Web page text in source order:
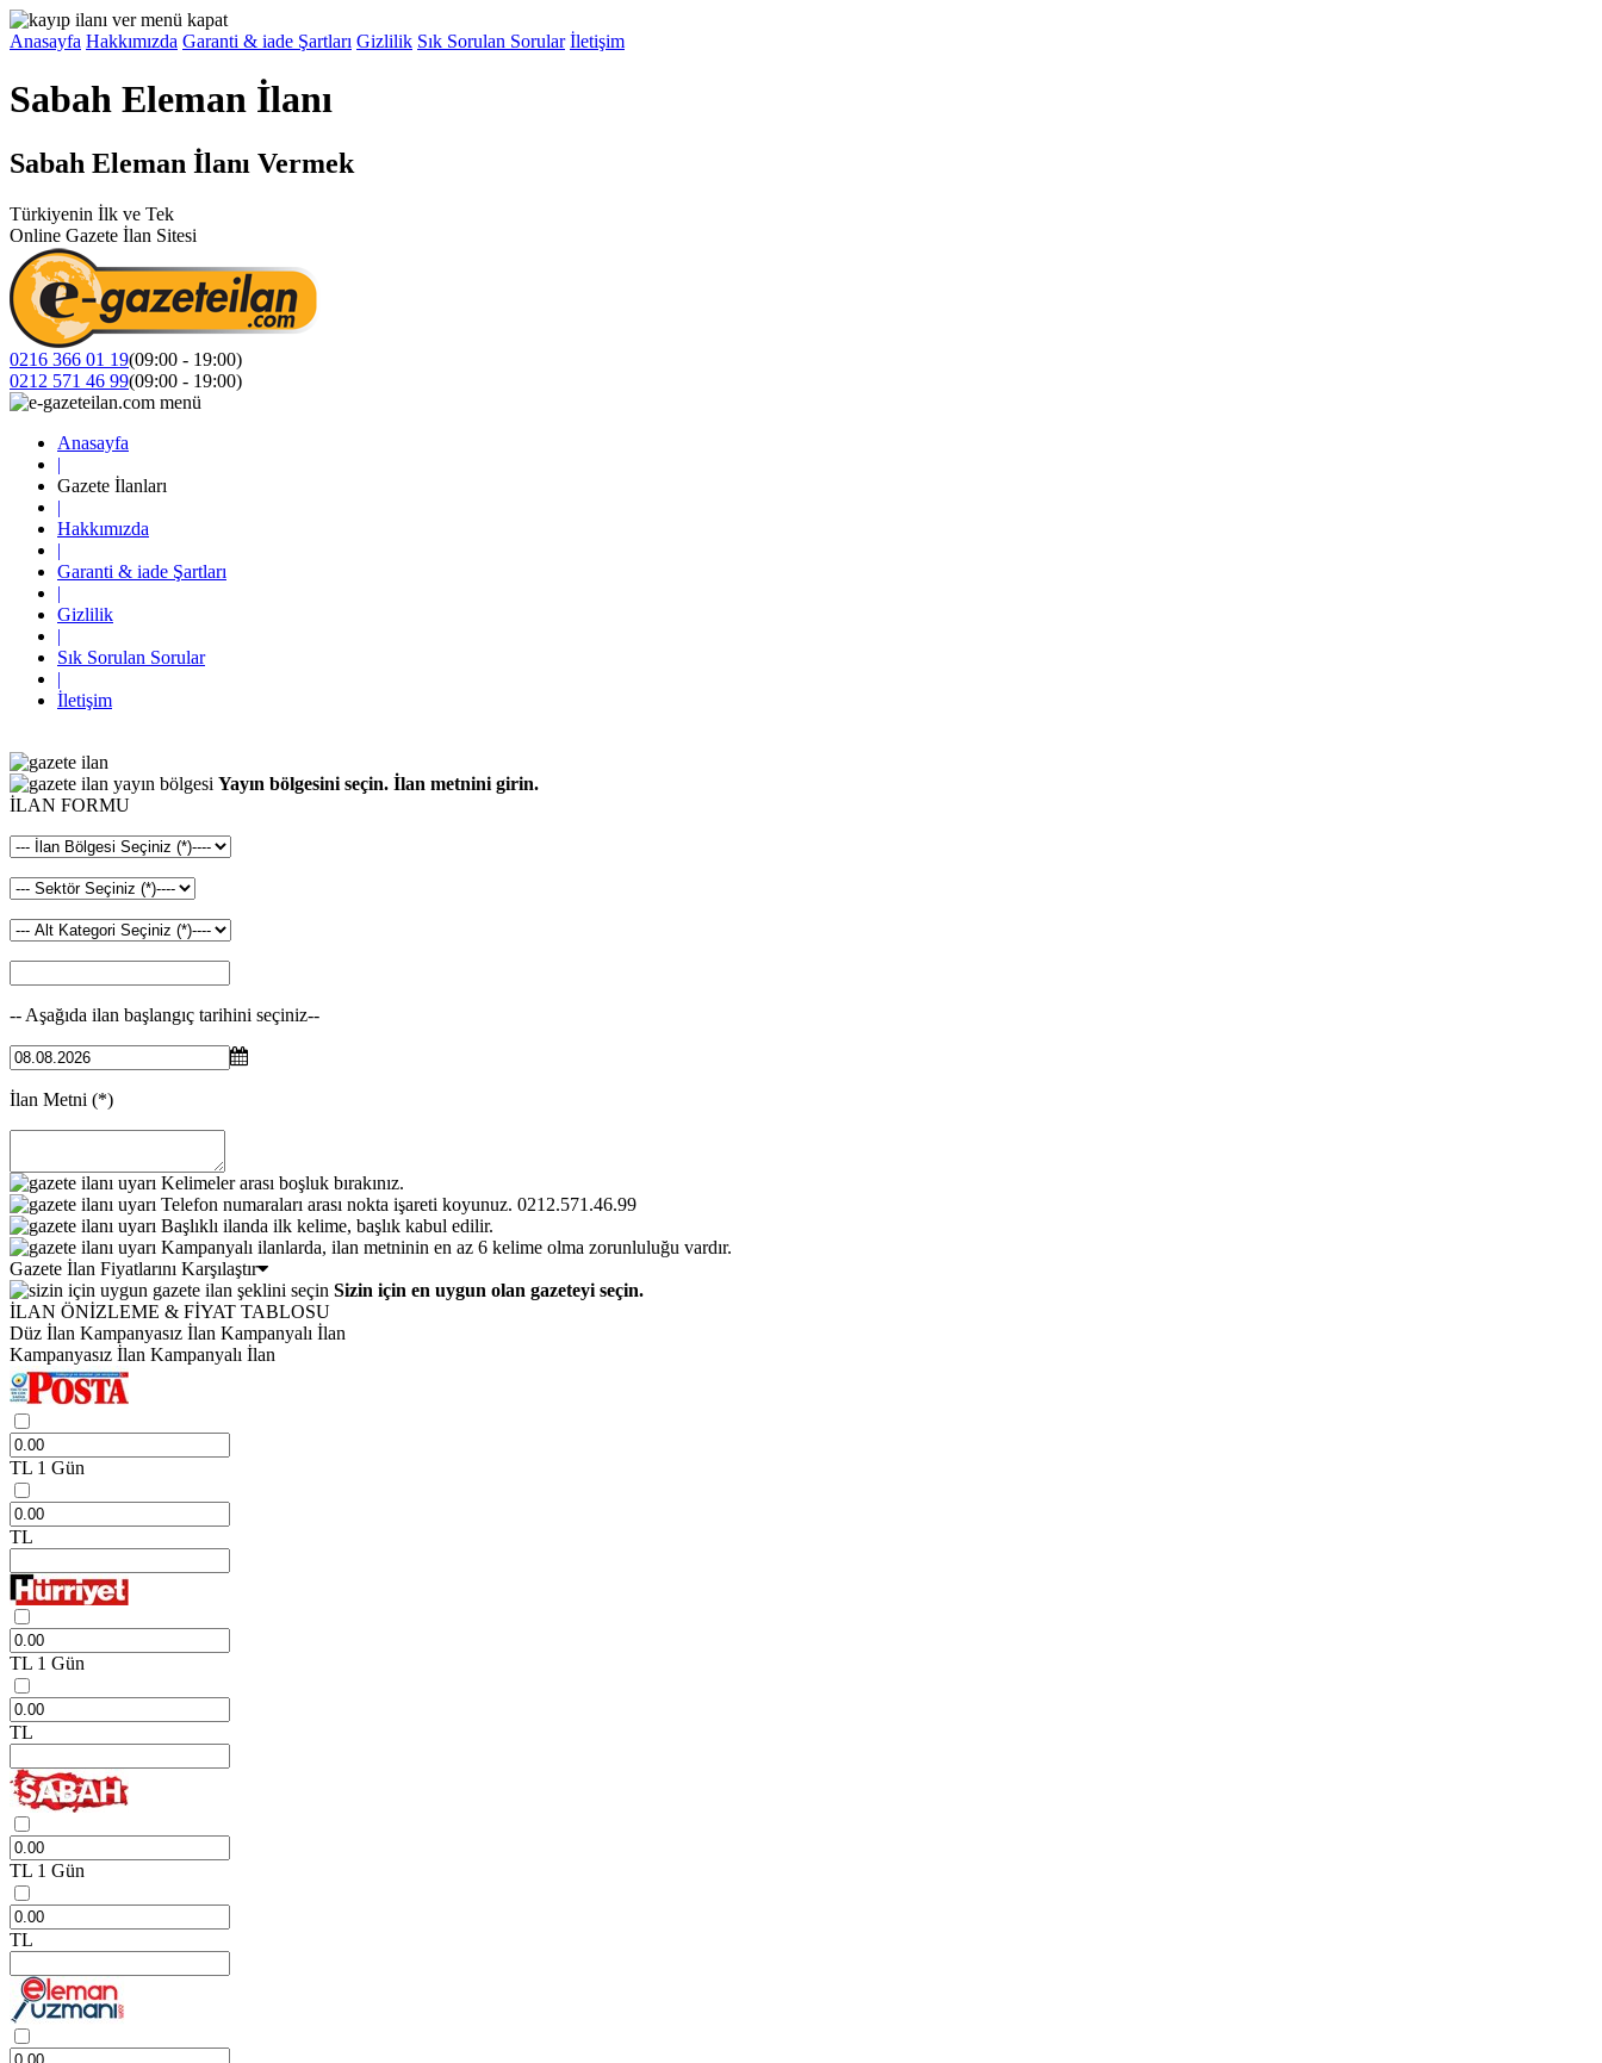
Anasayfa Hakkımızda Garanti & iade Şartları Gizlilik Sık Sorulan Sorular İletişim
Sabah Eleman İlanı
Sabah Eleman İlanı Vermek
Türkiyenin İlk ve Tek
Online Gazete İlan Sitesi
0216 366 01 19(09:00 - 19:00)
0212 571 46 99(09:00 - 19:00)
Anasayfa
|
Gazete İlanları
|
Hakkımızda
|
Garanti & iade Şartları
|
Gizlilik
|
Sık Sorulan Sorular
|
İletişim
Yayın bölgesini seçin. İlan metnini girin.
İLAN FORMU
-- Aşağıda ilan başlangıç tarihini seçiniz--
İlan Metni (*)
Kelimeler arası boşluk bırakınız.
Telefon numaraları arası nokta işareti koyunuz. 0212.571.46.99
Başlıklı ilanda ilk kelime, başlık kabul edilir.
Kampanyalı ilanlarda, ilan metninin en az 6 kelime olma zorunluluğu vardır.
Gazete İlan Fiyatlarını Karşılaştır
Sizin için en uygun olan gazeteyi seçin.
İLAN ÖNİZLEME & FİYAT TABLOSU
Düz İlan Kampanyasız İlan Kampanyalı İlan
Kampanyasız İlan Kampanyalı İlan
TL 1 Gün
TL
TL 1 Gün
TL
TL 1 Gün
TL